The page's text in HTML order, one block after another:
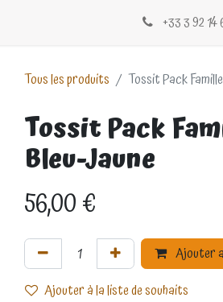
+33 3 92 14
Tous les produits Tossit Pack
Tossit Pack
Bleu-Jaune
56,00€
Ajouter
Ajouter à la liste de souhaits